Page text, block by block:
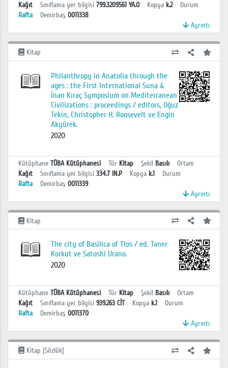
Kağıt
Sınıflama yer bilgisi 799.3209561 YA.O Kopya k.2
Durum
Rafta
Demirbaş 0011338
Ayrıntı
Kitap
Philanthropy in Anatolia through the
ages : the First International Suna &
İnan Kıraç Symposium on Mediterranean
Civilizations : proceedings / editors, Oğuz
Tekin, Christopher H. Roosevelt ve Engin
Akyürek.
2020
Kütüphane TÜBA Kütüphanesi Tür Kitap Şekil Basılı
Ortam
Kağıt
Sınıflama yer bilgisi 334.7 IN.P Kopya k.1
Durum
Rafta
Demirbaş 0011339
Ayrıntı
Kitap
The city of Basilica of Tlos / ed. Taner
Korkut ve Satoshi Urano.
2020
Kütüphane TÜBA Kütüphanesi Tür Kitap Şekil Basılı
Ortam
Kağıt
Sınıflama yer bilgisi 939.263 CİT Kopya k.1
Durum
Rafta
Demirbaş 0011370
Ayrıntı
Kitap [Sözlük]